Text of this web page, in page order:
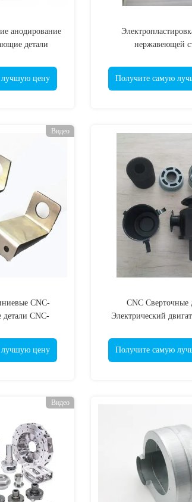
анодирование
детали
лучшую цену
нержавеющей
Получите самую
Видео
CNC-
CNC-
лучшую цену
CNC Сверточные
Электрический
Получите самую
Видео